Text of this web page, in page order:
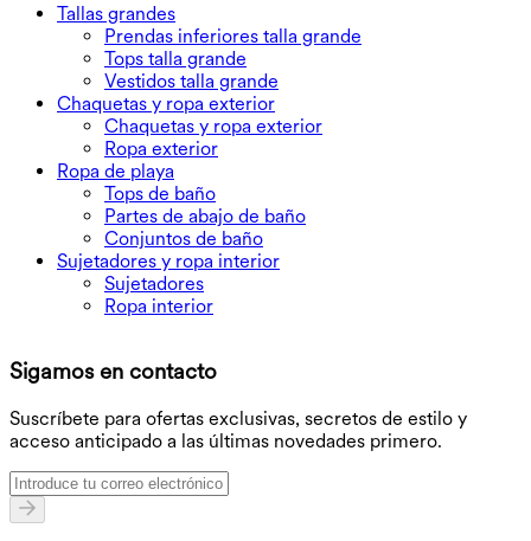
Tallas grandes
Prendas inferiores talla grande
Tops talla grande
Vestidos talla grande
Chaquetas y ropa exterior
Chaquetas y ropa exterior
Ropa exterior
Ropa de playa
Tops de baño
Partes de abajo de baño
Conjuntos de baño
Sujetadores y ropa interior
Sujetadores
Ropa interior
Sigamos en contacto
Suscríbete para ofertas exclusivas, secretos de estilo y
acceso anticipado a las últimas novedades primero.